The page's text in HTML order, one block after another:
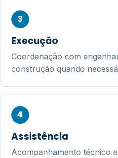
3
Execução
Coordenação com
construção quando
4
Assistência
Acompanhamento técnico